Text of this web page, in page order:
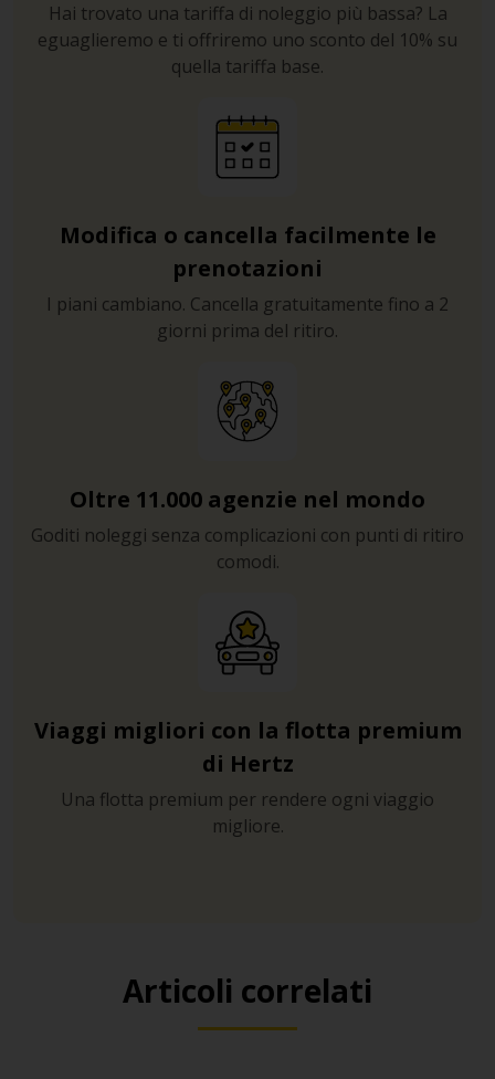
Hai trovato una tariffa di noleggio più bassa? La
eguaglieremo e ti offriremo uno sconto del 10% su
quella tariffa base.
Modifica o cancella facilmente le
prenotazioni
I piani cambiano. Cancella gratuitamente fino a 2
giorni prima del ritiro.
Oltre 11.000 agenzie nel mondo
Goditi noleggi senza complicazioni con punti di ritiro
comodi.
Viaggi migliori con la flotta premium
di Hertz
Una flotta premium per rendere ogni viaggio
migliore.
Articoli correlati